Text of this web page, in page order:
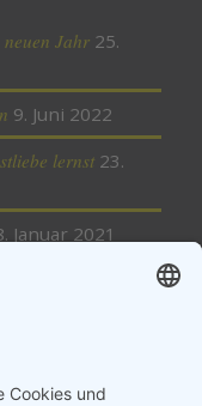
Jahr 25.
9. Juni 2022
lernst 23.
Januar 2021